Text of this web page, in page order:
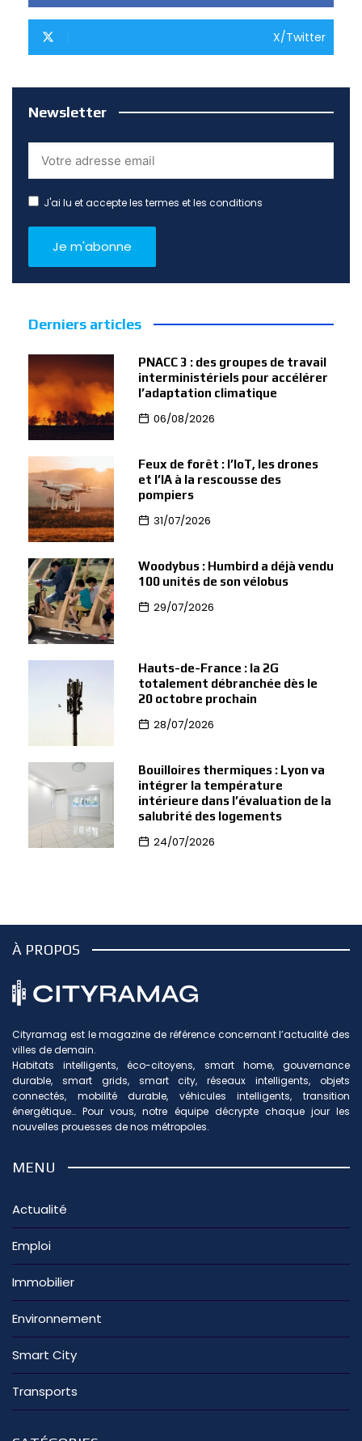
X/Twitter
Newsletter
J'ai lu et accepte les termes et les conditions
Derniers articles
PNACC 3 : des groupes de travail
interministériels pour accélérer
l’adaptation climatique
06/08/2026
Feux de forêt : l’IoT, les drones
et l’IA à la rescousse des
pompiers
31/07/2026
Woodybus : Humbird a déjà vendu
100 unités de son vélobus
29/07/2026
Hauts-de-France : la 2G
totalement débranchée dès le
20 octobre prochain
28/07/2026
Bouilloires thermiques : Lyon va
intégrer la température
intérieure dans l’évaluation de la
salubrité des logements
24/07/2026
À PROPOS
Cityramag est le magazine de référence concernant l’actualité des
villes de demain.
Habitats intelligents, éco-citoyens, smart home, gouvernance
durable, smart grids, smart city, réseaux intelligents, objets
connectés, mobilité durable, véhicules intelligents, transition
énergétique… Pour vous, notre équipe décrypte chaque jour les
nouvelles prouesses de nos métropoles.
MENU
Actualité
Emploi
Immobilier
Environnement
Smart City
Transports